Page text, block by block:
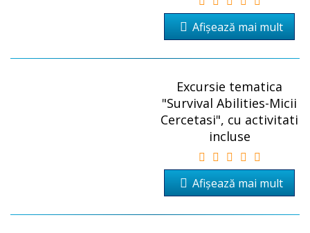
Afișează mai mult
Excursie tematica
"Survival Abilities-Micii
Cercetasi", cu activitati
incluse
Afișează mai mult